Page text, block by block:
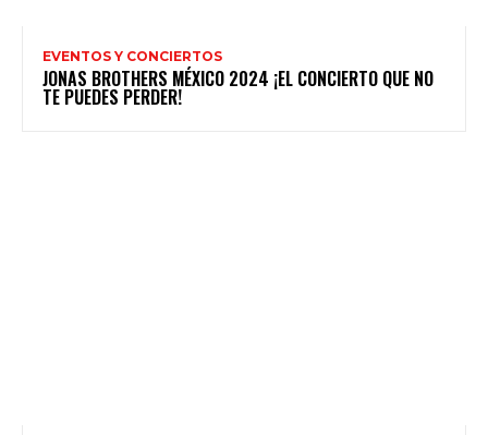
EVENTOS Y CONCIERTOS
JONAS BROTHERS MÉXICO 2024 ¡EL CONCIERTO QUE NO
TE PUEDES PERDER!